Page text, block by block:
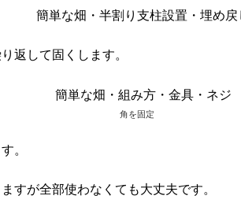
返して固くします。
角を固定
。
すが全部使わなくても大丈夫です。